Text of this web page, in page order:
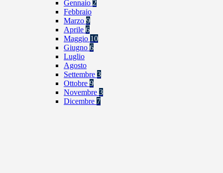
Gennaio 2
Febbraio
Marzo 9
Aprile 6
Maggio 10
Giugno 6
Luglio
Agosto
Settembre 3
Ottobre 9
Novembre 3
Dicembre 7